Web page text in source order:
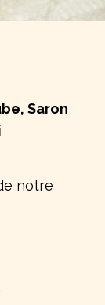
Saron
notre